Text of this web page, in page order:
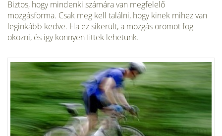
Biztos, hogy mindenki számára van megfelelő
mozgásforma. Csak meg kell találni, hogy kinek mihez van
leginkább kedve. Ha ez sikerült, a mozgás örömöt fog
okozni, és így könnyen fittek lehetünk.